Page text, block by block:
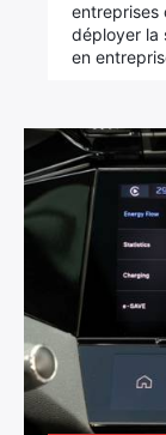
entreprises
déployer la
en